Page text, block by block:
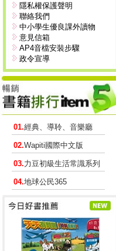
隱私權保護聲明
聯絡我們
中小學生優良課外讀物
意見信箱
AP4音檔安裝步驟
政令宣導
01.經典、導聆、音樂廳
02.Wapiti國際中文版
03.力豆初級生活常識系列
04.地球公民365